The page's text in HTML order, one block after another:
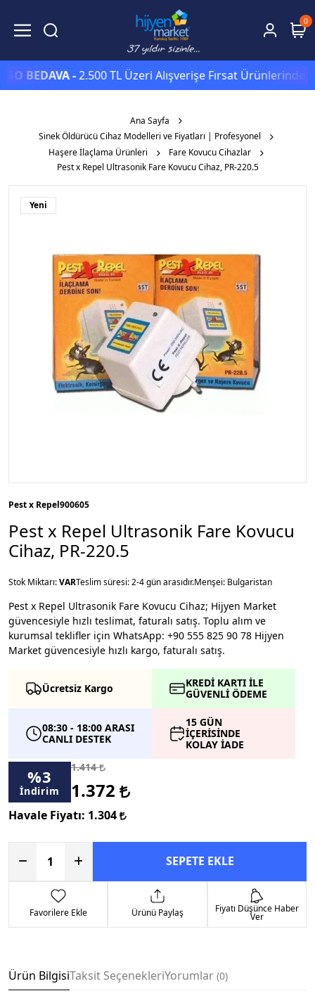
0
-2.500 TL Üzeri Alışverişe Fırsat Ürünlerinde
Ana Sayfa
Sinek Öldürücü Cihaz Modelleri ve Fiyatları | Profesyonel
Haşere İlaçlama Ürünleri
Fare Kovucu Cihazlar
Pest x Repel Ultrasonik Fare Kovucu Cihaz, PR-220.5
Yeni
Pest x Repel900605
Pest x Repel Ultrasonik Fare Kovucu
Cihaz, PR-220.5
Stok Miktarı:VARTeslim süresi: 2-4 gün arasıdır.Menşei: Bulgaristan
Pest x Repel Ultrasonik Fare Kovucu Cihaz; Hijyen Market
güvencesiyle hızlı teslimat, faturalı satış. Toplu alım ve
kurumsal teklifler için WhatsApp: +90 555 825 90 78 Hijyen
Market güvencesiyle hızlı kargo, faturalı satış.
Ücretsiz Kargo
KREDİ KARTI İLE
GÜVENLİ ÖDEME
08:30 - 18:00 ARASI
CANLI DESTEK
15 GÜN
İÇERİSİNDE
KOLAY İADE
%3
İndirim
1.414
1.372
Havale Fiyatı: 1.304
SEPETE EKLE
Favorilere Ekle Ürünü Paylaş Fiyatı Düşünce Haber
Ver
Ürün BilgisiTaksit SeçenekleriYorumlar 0